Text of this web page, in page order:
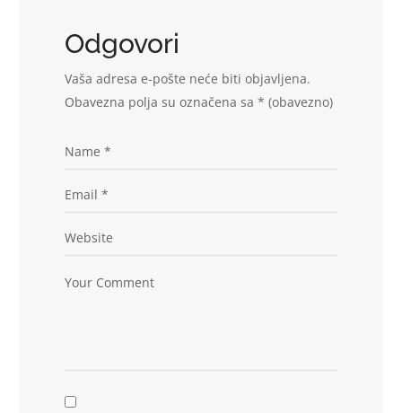
Odgovori
Vaša adresa e-pošte neće biti objavljena.
Obavezna polja su označena sa* (obavezno)